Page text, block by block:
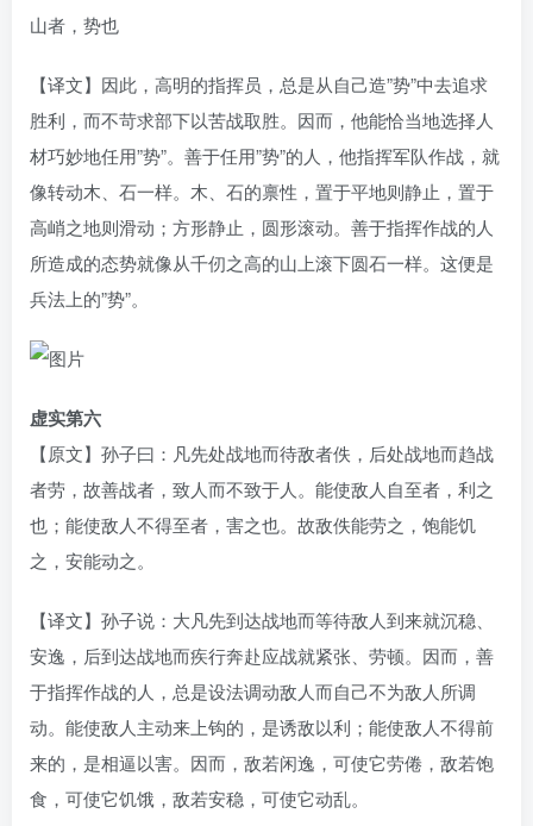
山者，势也
【译文】因此，高明的指挥员，总是从自己造”势”中去追求
胜利，而不苛求部下以苦战取胜。因而，他能恰当地选择人
材巧妙地任用”势”。善于任用”势”的人，他指挥军队作战，就
像转动木、石一样。木、石的禀性，置于平地则静止，置于
高峭之地则滑动；方形静止，圆形滚动。善于指挥作战的人
所造成的态势就像从千仞之高的山上滚下圆石一样。这便是
兵法上的”势”。
虚实第六
【原文】孙子曰：凡先处战地而待敌者佚，后处战地而趋战
者劳，故善战者，致人而不致于人。能使敌人自至者，利之
也；能使敌人不得至者，害之也。故敌佚能劳之，饱能饥
之，安能动之。
【译文】孙子说：大凡先到达战地而等待敌人到来就沉稳、
安逸，后到达战地而疾行奔赴应战就紧张、劳顿。因而，善
于指挥作战的人，总是设法调动敌人而自己不为敌人所调
动。能使敌人主动来上钩的，是诱敌以利；能使敌人不得前
来的，是相逼以害。因而，敌若闲逸，可使它劳倦，敌若饱
食，可使它饥饿，敌若安稳，可使它动乱。